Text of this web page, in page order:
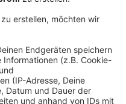
08:09
hat laut NRZ
hat neben